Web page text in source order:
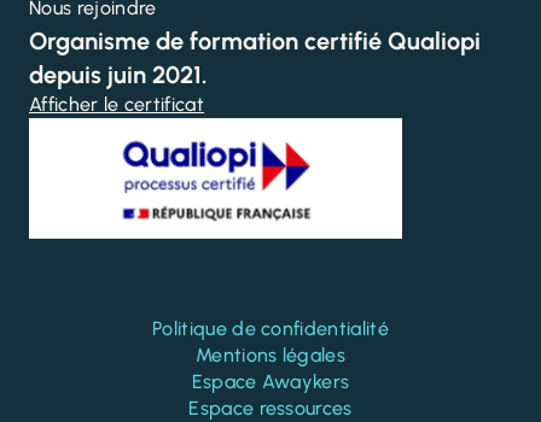
Nous rejoindre
Organisme de formation certifié Qualiopi
depuis juin 2021.
Afficher le certificat
Politique de confidentialité
Mentions légales
Espace Awaykers
Espace ressources